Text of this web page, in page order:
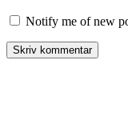
Notify me of new